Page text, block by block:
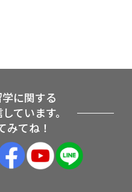
に関する
ています。
みてね！